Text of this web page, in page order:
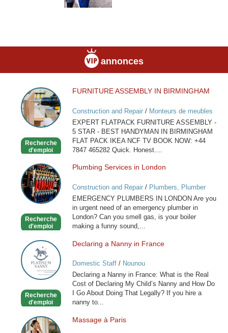
annonces
FURNITURE
ASSEMBLY
IN
BIRMINGHAM
Recherche
d'emploi
FURNITURE ASSEMBLY IN BIRMINGHAM
Construction and Repair/ Monteurs de meubles
EXPERT FLATPACK FURNITURE ASSEMBLY -
5 STAR - BEST HANDYMAN IN BIRMINGHAM
FLAT PACK IKEA NCF TV BOOK NOW: +44
7847 465282 Quick. Honest....
Plumbing
Services
in
London
Recherche
d'emploi
Plumbing Services in London
Construction and Repair/ Plumbers, Plumber
Services
EMERGENCY PLUMBERS IN LONDON Are you
in urgent need of an emergency plumber in
London? Can you smell gas, is your boiler
making a funny sound,...
Declaring
a
Nanny
in
Recherche
d'emploi
Declaring a Nanny in France
Domestic Staff/ Nounou
Declaring a Nanny in France: What is the Real
Cost of Declaring My Child’s Nanny and How Do
I Go About Doing That Legally? If you hire a
nanny to...
Massage
Massage à Paris